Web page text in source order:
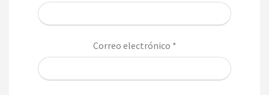
Correo electrónico *